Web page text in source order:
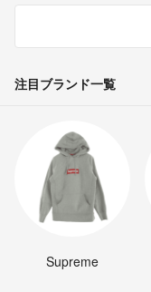
注目ブランド一覧
Supreme